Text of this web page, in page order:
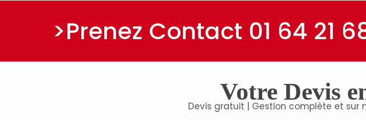
>Prenez Contact 01 64 21
Votre Devis
Devis gratuit | Gestion complète et sur